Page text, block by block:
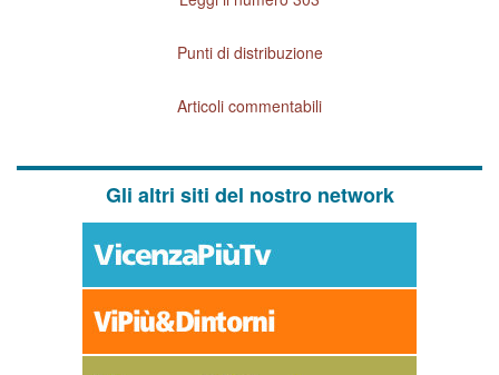
Punti di distribuzione
Articoli commentabili
Gli altri siti del nostro network